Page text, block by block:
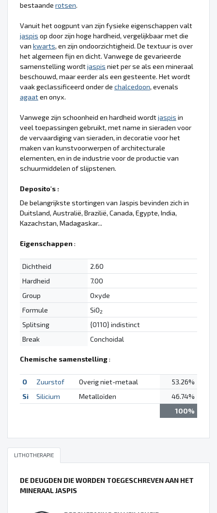
bestaande rotsen.
Vanuit het oogpunt van zijn fysieke eigenschappen valt
jaspis op door zijn hoge hardheid, vergelijkbaar met die
van kwarts, en zijn ondoorzichtigheid. De textuur is over
het algemeen fijn en dicht. Vanwege de gevarieerde
samenstelling wordtjaspis niet per se als een mineraal
beschouwd, maar eerder als een gesteente. Het wordt
vaak geclassificeerd onder de chalcedoon, evenals
agaaten onyx.
Vanwege zijn schoonheid en hardheid wordtjaspis in
veel toepassingen gebruikt, met name in sieraden voor
de vervaardiging van sieraden, in decoratie voor het
maken van kunstvoorwerpen of architecturale
elementen, en in de industrie voor de productie van
schuurmiddelen of slijpstenen.
Deposito's :
De belangrijkste stortingen van Jaspis bevinden zich in
Duitsland, Australië, Brazilië, Canada, Egypte, India,
Kazachstan, Madagaskar...
Eigenschappen :
Dichtheid
2.60
Hardheid
7.00
Group
Oxyde
Formule
SiO2
Splitsing
{0110} indistinct
Break
Conchoidal
Chemische samenstelling:
O Zuurstof Overig niet-metaal
53.26%
Si
Silicium Metalloïden
46.74%
100%
LITHOTHERAPIE
DE DEUGDEN DIE WORDEN TOEGESCHREVEN AAN HET
MINERAAL JASPIS